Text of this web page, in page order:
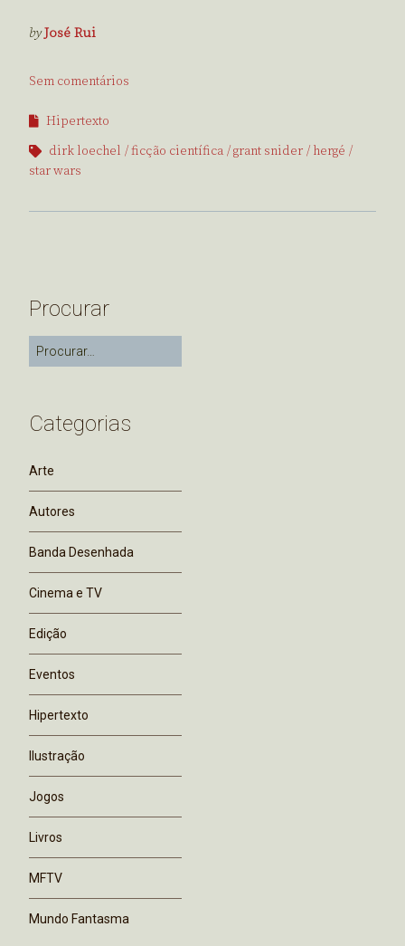
byJosé Rui
Sem comentários
Hipertexto
dirk loechel
ficção científica grant snider
hergé
star wars
Procurar
Categorias
Arte
Autores
Banda Desenhada
Cinema e TV
Edição
Eventos
Hipertexto
Ilustração
Jogos
Livros
MFTV
Mundo Fantasma